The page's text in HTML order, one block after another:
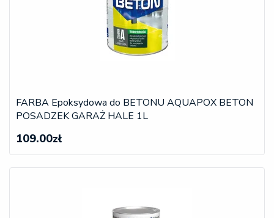
FARBA Epoksydowa do BETONU AQUAPOX BETON
POSADZEK GARAŻ HALE 1L
109.00zł